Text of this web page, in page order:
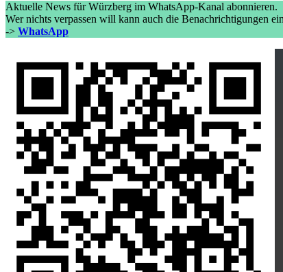
Aktuelle News für Würzberg im WhatsApp-Kanal abonnieren.
Wer nichts verpassen will kann auch die Benachrichtigungen
-> WhatsApp